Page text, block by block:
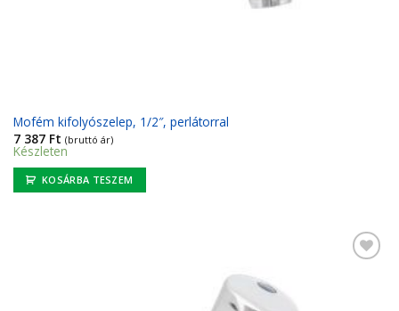
Mofém kifolyószelep, 1/2″, perlátorral
7 387 Ft (bruttó ár)
Készleten
KOSÁRBA TESZEM